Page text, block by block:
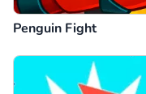
Penguin Fight